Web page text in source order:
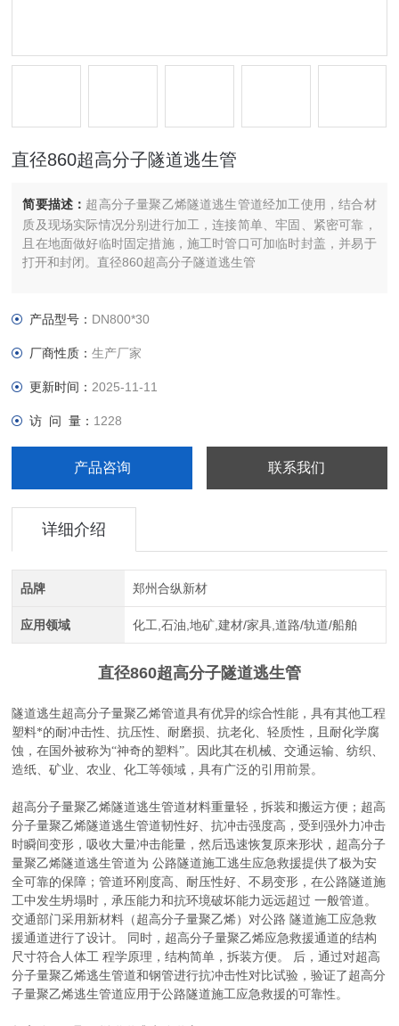
直径860超高分子隧道逃生管
简要描述： 超高分子量聚乙烯隧道逃生管道经加工使用，结合材
质及现场实际情况分别进行加工，连接简单、牢固、紧密可靠，
且在地面做好临时固定措施，施工时管口可加临时封盖，并易于
打开和封闭。直径860超高分子隧道逃生管
产品型号： DN800*30
厂商性质：生产厂家
更新时间： 2025-11-11
访 问 量： 1228
产品咨询 联系我们
详细介绍
品牌 郑州合纵新材
应用领域 化工,石油,地矿,建材/家具,道路/轨道/船舶
直径860超高分子隧道逃生管
隧道逃生超高分子量聚乙烯管道具有优异的综合性能，具有其他工程
塑料*的耐冲击性、抗压性、耐磨损、抗老化、轻质性，且耐化学腐
蚀，在国外被称为“神奇的塑料”。因此其在机械、交通运输、纺织、
造纸、矿业、农业、化工等领域，具有广泛的引用前景。
超高分子量聚乙烯隧道逃生管道材料重量轻，拆装和搬运方便；超高
分子量聚乙烯隧道逃生管道韧性好、抗冲击强度高，受到强外力冲击
时瞬间变形，吸收大量冲击能量，然后迅速恢复原来形状，超高分子
量聚乙烯隧道逃生管道为 公路隧道施工逃生应急救援提供了极为安
全可靠的保障；管道环刚度高、耐压性好、不易变形，在公路隧道施
工中发生坍塌时，承压能力和抗环境破坏能力远远超过 一般管道。
交通部门采用新材料（超高分子量聚乙烯）对公路 隧道施工应急救
援通道进行了设计。 同时，超高分子量聚乙烯应急救援通道的结构
尺寸符合人体工 程学原理，结构简单，拆装方便。 后，通过对超高
分子量聚乙烯逃生管道和钢管进行抗冲击性对比试验，验证了超高分
子量聚乙烯逃生管道应用于公路隧道施工应急救援的可靠性。